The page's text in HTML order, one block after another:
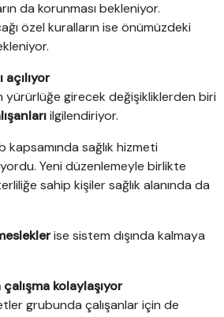
da korunması bekleniyor.
özel kuralların ise önümüzdeki
açılıyor
yürürlüğe girecek değişikliklerden biri
ilgilendiriyor.
sağlık hizmeti
Yeni düzenlemeyle birlikte
sahip kişiler sağlık alanında da
ise sistem dışında kalmaya
kolaylaşıyor
grubunda çalışanlar için de